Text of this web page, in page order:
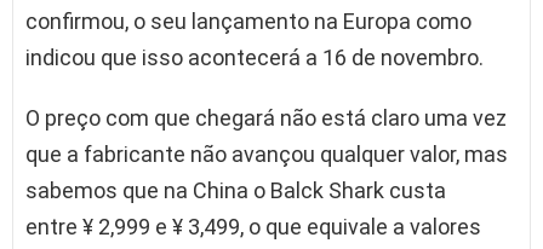
confirmou, o seu lançamento na Europa como
indicou que isso acontecerá a 16 de novembro.
O preço com que chegará não está claro uma vez
que a fabricante não avançou qualquer valor, mas
sabemos que na China o Balck Shark custa
entre ¥ 2,999 e ¥ 3,499, o que equivale a valores